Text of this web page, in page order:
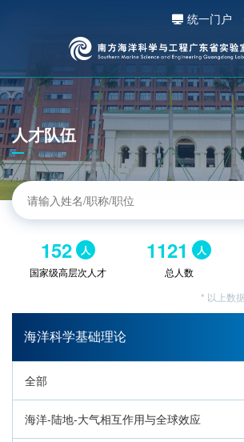
统一门户
人才队伍
152 人
国家级高层次人才
1121 人
总人数
* 以上数
海洋科学基础理论
全部
海洋-陆地-大气相互作用与全球效应